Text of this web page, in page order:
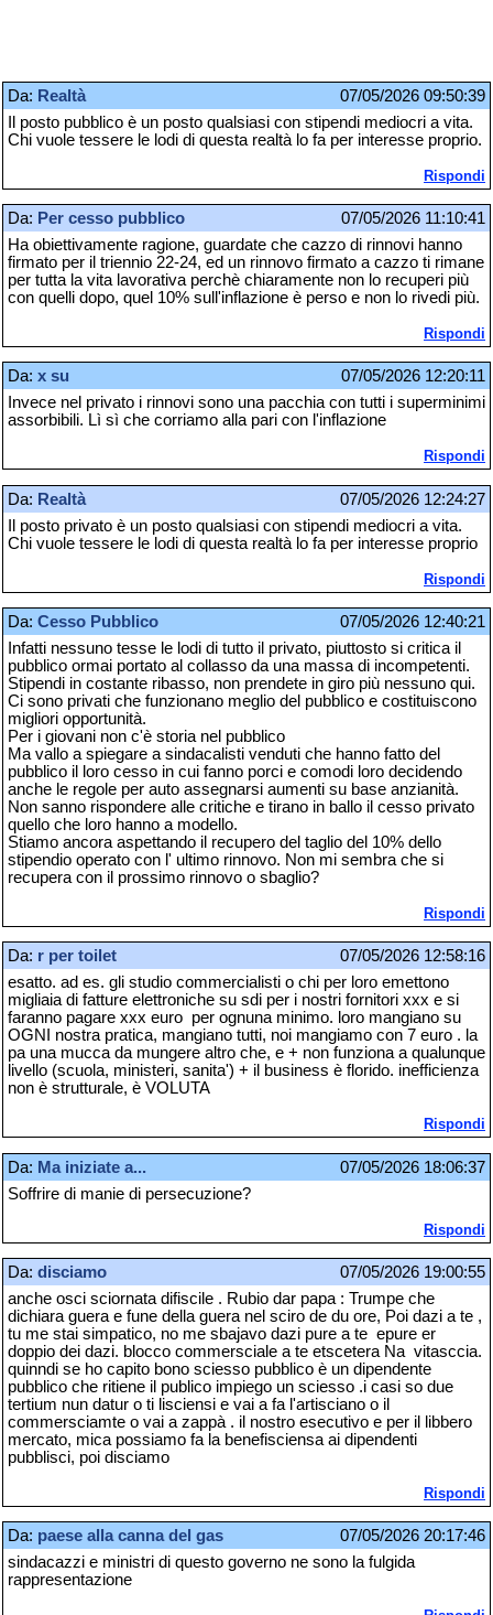
Da: Realtà
07/05/2026 09:50:39
Il posto pubblico è un posto qualsiasi con stipendi mediocri a vita.
Chi vuole tessere le lodi di questa realtà lo fa per interesse proprio.
Rispondi
Da: Per cesso pubblico
07/05/2026 11:10:41
Ha obiettivamente ragione, guardate che cazzo di rinnovi hanno
firmato per il triennio 22-24, ed un rinnovo firmato a cazzo ti rimane
per tutta la vita lavorativa perchè chiaramente non lo recuperi più
con quelli dopo, quel 10% sull'inflazione è perso e non lo rivedi più.
Rispondi
Da: x su
07/05/2026 12:20:11
Invece nel privato i rinnovi sono una pacchia con tutti i superminimi
assorbibili. Lì sì che corriamo alla pari con l'inflazione
Rispondi
Da: Realtà
07/05/2026 12:24:27
Il posto privato è un posto qualsiasi con stipendi mediocri a vita.
Chi vuole tessere le lodi di questa realtà lo fa per interesse proprio
Rispondi
Da: Cesso Pubblico
07/05/2026 12:40:21
Infatti nessuno tesse le lodi di tutto il privato, piuttosto si critica il
pubblico ormai portato al collasso da una massa di incompetenti.
Stipendi in costante ribasso, non prendete in giro più nessuno qui.
Ci sono privati che funzionano meglio del pubblico e costituiscono
migliori opportunità.
Per i giovani non c'è storia nel pubblico
Ma vallo a spiegare a sindacalisti venduti che hanno fatto del
pubblico il loro cesso in cui fanno porci e comodi loro decidendo
anche le regole per auto assegnarsi aumenti su base anzianità.
Non sanno rispondere alle critiche e tirano in ballo il cesso privato
quello che loro hanno a modello.
Stiamo ancora aspettando il recupero del taglio del 10% dello
stipendio operato con l' ultimo rinnovo. Non mi sembra che si
recupera con il prossimo rinnovo o sbaglio?
Rispondi
Da: r per toilet
07/05/2026 12:58:16
esatto. ad es. gli studio commercialisti o chi per loro emettono
migliaia di fatture elettroniche su sdi per i nostri fornitori xxx e si
faranno pagare xxx euro per ognuna minimo. loro mangiano su
OGNI nostra pratica, mangiano tutti, noi mangiamo con 7 euro . la
pa una mucca da mungere altro che, e + non funziona a qualunque
livello (scuola, ministeri, sanita') + il business è florido. inefficienza
non è strutturale, è VOLUTA
Rispondi
Da: Ma iniziate a...
07/05/2026 18:06:37
Soffrire di manie di persecuzione?
Rispondi
Da: disciamo
07/05/2026 19:00:55
anche osci sciornata difiscile . Rubio dar papa : Trumpe che
dichiara guera e fune della guera nel sciro de du ore, Poi dazi a te ,
tu me stai simpatico, no me sbajavo dazi pure a te epure er
doppio dei dazi. blocco commersciale a te etscetera Na vitasccia.
quinndi se ho capito bono sciesso pubblico è un dipendente
pubblico che ritiene il publico impiego un sciesso .i casi so due
tertium nun datur o ti lisciensi e vai a fa l'artisciano o il
commersciamte o vai a zappà . il nostro esecutivo e per il libbero
mercato, mica possiamo fa la benefisciensa ai dipendenti
pubblisci, poi disciamo
Rispondi
Da: paese alla canna del gas
07/05/2026 20:17:46
sindacazzi e ministri di questo governo ne sono la fulgida
rappresentazione